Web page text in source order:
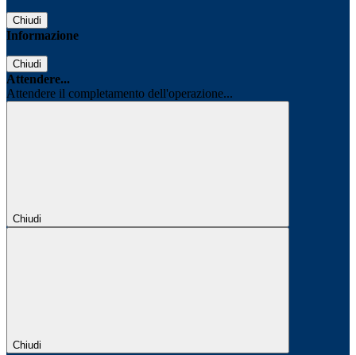
Chiudi
Informazione
Chiudi
Attendere...
Attendere il completamento dell'operazione...
Chiudi
Chiudi